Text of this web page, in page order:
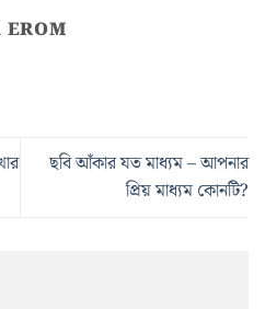
ছবি আঁকার যত মাধ্যম – আপনার
প্রিয় মাধ্যম কোনটি?